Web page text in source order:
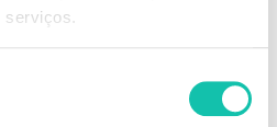
serviços.
MELHOR PREÇO | Comprar WELLA